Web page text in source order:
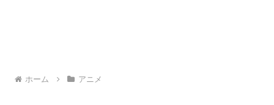
ホーム アニメ